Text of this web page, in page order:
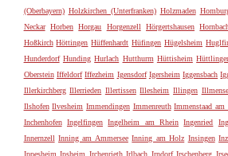
(Oberbayern) Holzkirchen (Unterfranken) Holzmaden
Neckar Horben Horgau Horgenzell Hörgertshausen
Hoßkirch Höttingen Hüffenhardt Hüfingen Hügelsheim
Hunderdorf Hunding Hurlach Hutthurm Hüttisheim
Oberstein Iffeldorf Iffezheim Igensdorf Igersheim Iggensbach
Illerkirchberg Illerrieden Illertissen Illesheim Illingen
Ilshofen Ilvesheim Immendingen Immenreuth Immenstaad am
Inchenhofen Ingelfingen Ingelheim am Rhein Ingenried
Innernzell Inning am Ammersee Inning am Holz Insingen
Ippesheim Ipsheim Irchenrieth Irlbach Irndorf Irschenberg